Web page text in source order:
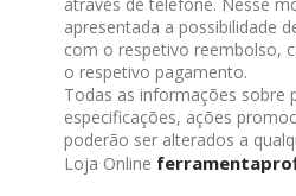
apresentada a possibilidade
com o respetivo reembolso,
o respetivo pagamento.
Todas as informações sobre
especificações, ações
poderão ser alterados a
Loja Online